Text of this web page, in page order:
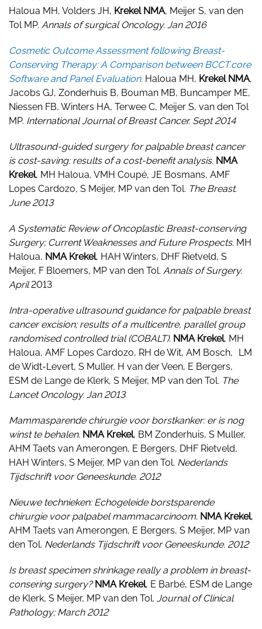
Haloua MH, Volders JH, Krekel NMA, Meijer S, van den
Tol MP. Annals of surgical Oncology. Jan 2016
Cosmetic Outcome Assessment following Breast-
Conserving Therapy: A Comparison between BCCT.core
Software and Panel Evaluation. Haloua MH, Krekel NMA,
Jacobs GJ, Zonderhuis B, Bouman MB, Buncamper ME,
Niessen FB, Winters HA, Terwee C, Meijer S, van den Tol
MP. International Journal of Breast Cancer. Sept 2014
Ultrasound-guided surgery for palpable breast cancer
is cost-saving: results of a cost-benefit analysis. NMA
Krekel, MH Haloua, VMH Coupé, JE Bosmans, AMF
Lopes Cardozo, S Meijer, MP van den Tol. The Breast.
June 2013
A Systematic Review of Oncoplastic Breast-conserving
Surgery; Current Weaknesses and Future Prospects. MH
Haloua, NMA Krekel, HAH Winters, DHF Rietveld, S
Meijer, F Bloemers, MP van den Tol. Annals of Surgery.
April2013
Intra-operative ultrasound guidance for palpable breast
cancer excision; results of a multicentre, parallel group
randomised controlled trial (COBALT). NMA Krekel, MH
Haloua, AMF Lopes Cardozo, RH de Wit, AM Bosch, LM
de Widt-Levert, S Muller, H van der Veen, E Bergers,
ESM de Lange de Klerk, S Meijer, MP van den Tol. The
Lancet Oncology. Jan 2013
Mammasparende chirurgie voor borstkanker: er is nog
winst te behalen. NMA Krekel, BM Zonderhuis, S Muller,
AHM Taets van Amerongen, E Bergers, DHF Rietveld,
HAH Winters, S Meijer, MP van den Tol. Nederlands
Tijdschrift voor Geneeskunde. 2012
Nieuwe technieken: Echogeleide borstsparende
chirurgie voor palpabel mammacarcinoom. NMA Krekel,
AHM Taets van Amerongen, E Bergers, S Meijer, MP van
den Tol. Nederlands Tijdschrift voor Geneeskunde. 2012
Is breast specimen shrinkage really a problem in breast-
consering surgery?NMA Krekel, E Barbé, ESM de Lange
de Klerk, S Meijer, MP van den Tol. Journal of Clinical
Pathology; March 2012